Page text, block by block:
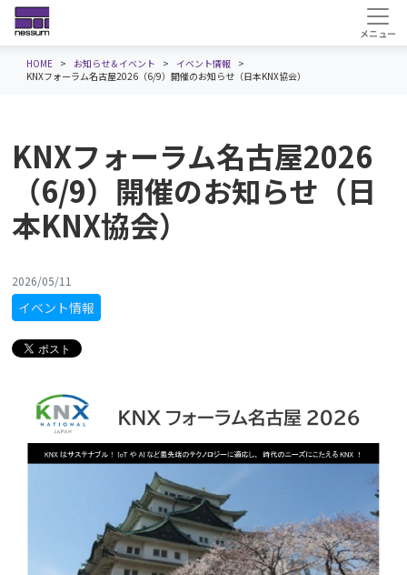
HOME お知らせ＆イベント
イベント情報
KNXフォーラム名古屋2026（6/9）開催のお知らせ（日本KNX協会）
KNXフォーラム名古屋2026
（6/9）開催のお知らせ（日
本KNX協会）
2026/05/11
イベント情報